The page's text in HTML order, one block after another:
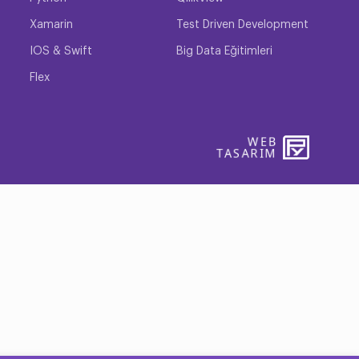
sertifika kazanabilirsiniz. PostgreSQL sertifikasıyla
getirdiği gelişmelerle birlikte modern
kullanılmaktadır. İnternet sitesinde
Xamarin Test Driven Development
IOS & Swift Big Data Eğitimleri
Flex
WEB
TASARIM